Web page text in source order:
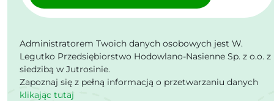
Administratorem Twoich danych osobowych jest W.
Legutko Przedsiębiorstwo Hodowlano-Nasienne Sp. z o.o. z
siedzibą w Jutrosinie.
Zapoznaj się z pełną informacją o przetwarzaniu danych
klikając tutaj